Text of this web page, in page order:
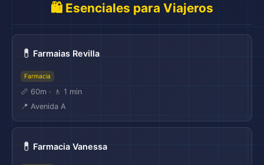
🛍️ Esenciales para Viajeros
💊 Farmaias Revilla
Farmacia
📏 60m · 🚶 1 min
📍 Avenida A
💊 Farmacia Vanessa